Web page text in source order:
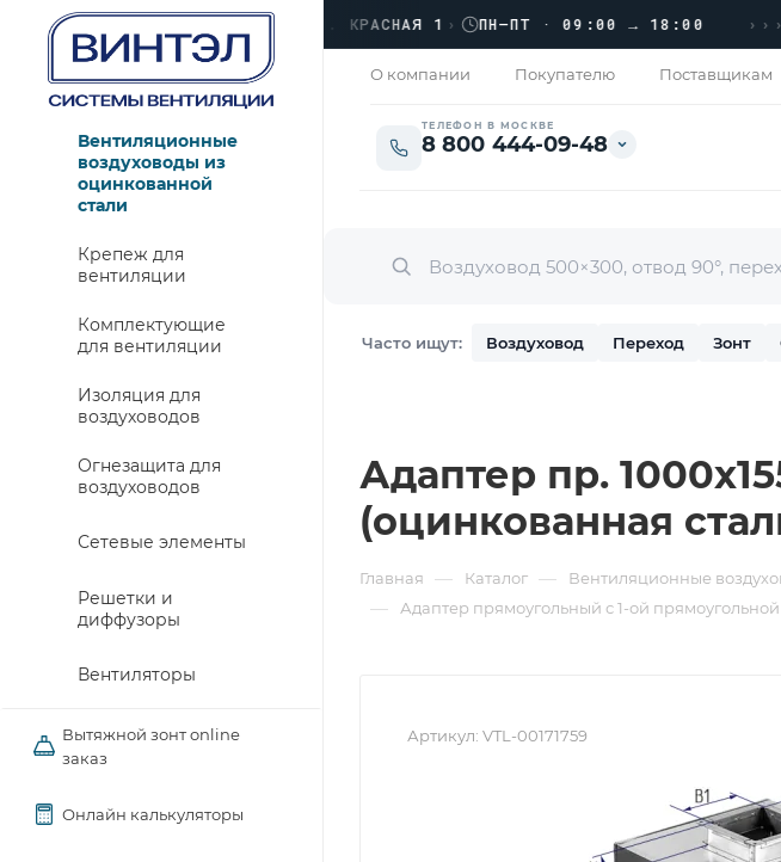
ЗАКРЫТО › ЛЮБЕРЦЫ, УЛ. КРАСНАЯ 1› ПН–ПТ · 09:00 → 18:00
О компании Покупателю Поставщикам
ТЕЛЕФОН В МОСКВЕ
8 800 444-09-48
Часто ищут: Воздуховод Переход Зонт
Вентиляционные
воздуховоды из
оцинкованной
стали
Крепеж для
вентиляции
Комплектующие
для вентиляции
Изоляция для
воздуховодов
Огнезащита для
воздуховодов
Сетевые элементы
Решетки и
диффузоры
Вентиляторы
Вытяжной зонт online
заказ
Онлайн калькуляторы
Адаптер пр.
(оцинкованная
Главная — Каталог — Вентиляционные
— Адаптер прямоугольный с 1-ой
Артикул: VTL-00171759